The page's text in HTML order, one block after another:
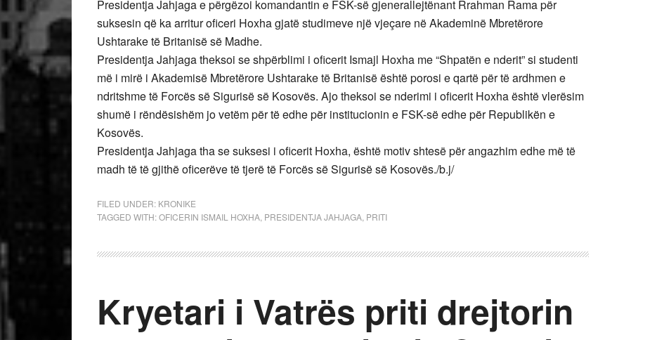
Presidentja Jahjaga e përgëzoi komandantin e FSK-së gjenerallejtënant Rrahman Rama për
suksesin që ka arritur oficeri Hoxha gjatë studimeve një vjeçare në Akademinë Mbretërore
Ushtarake të Britanisë së Madhe.
Presidentja Jahjaga theksoi se shpërblimi i oficerit Ismajl Hoxha me “Shpatën e nderit” si studenti
më i mirë i Akademisë Mbretërore Ushtarake të Britanisë është porosi e qartë për të ardhmen e
ndritshme të Forcës së Sigurisë së Kosovës. Ajo theksoi se nderimi i oficerit Hoxha është vlerësim
shumë i rëndësishëm jo vetëm për të edhe për institucionin e FSK-së edhe për Republikën e
Kosovës.
Presidentja Jahjaga tha se suksesi i oficerit Hoxha, është motiv shtesë për angazhim edhe më të
madh të të gjithë oficerëve të tjerë të Forcës së Sigurisë së Kosovës./b.j/
FILED UNDER: KRONIKE
TAGGED WITH:OFICERIN ISMAIL HOXHA PRESIDENTJA JAHJAGA PRITI
Kryetari i Vatrës priti drejtorin